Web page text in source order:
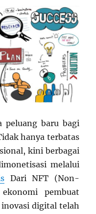
peluang baru bagi
hanya terbatas
kini berbagai
melalui
Dari NFT (Non-
pembuat
digital telah